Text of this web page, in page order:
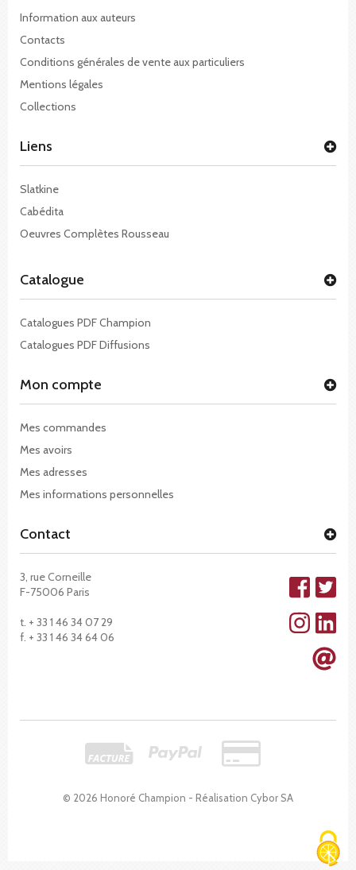
Information aux auteurs
Contacts
Conditions générales de vente aux particuliers
Mentions légales
Collections
© 2026 Honoré Champion - Réalisation Cybor SA
Liens
Slatkine
Cabédita
Oeuvres Complètes Rousseau
Catalogue
Catalogues PDF Champion
Catalogues PDF Diffusions
Mon compte
Mes commandes
Mes avoirs
Mes adresses
Mes informations personnelles
Contact
3, rue Corneille
F-75006 Paris
t. + 33 1 46 34 07 29
f. + 33 1 46 34 64 06